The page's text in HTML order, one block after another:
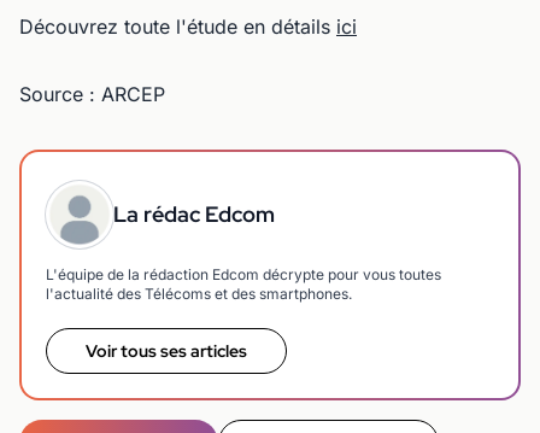
Découvrez toute l'étude en détails ici
Source : ARCEP
La rédac Edcom
L'équipe de la rédaction Edcom décrypte pour vous toutes
l'actualité des Télécoms et des smartphones.
Voir tous ses articles